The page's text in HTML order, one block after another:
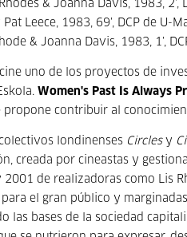
& Joanna Davis, 1983, 2’,
Leece, 1983, 69’, DCP de U-
& Joanna Davis, 1983, 1’,
uno de los proyectos de
Women's Past Is Always
contribuir al
londinenses Circlesy
creada por cineastas y
de realizadoras como Lis
el gran público y
las bases de la sociedad